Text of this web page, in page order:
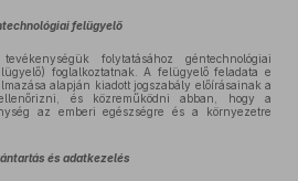
felügyelő
folytatásához géntechnológiai
foglalkoztatnak. A felügyelő feladata e
alapján kiadott jogszabály előírásainak a
és közreműködni abban, hogy a
az emberi egészségre és a környezetre
és adatkezelés